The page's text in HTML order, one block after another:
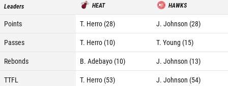
Leaders HEAT HAWKS
Points T. Herro (28)
J. Johnson (28)
Passes
T. Herro (10)
T. Young (15)
Rebonds
B. Adebayo (10)
J. Johnson (13)
TTFL
T. Herro (53) J. Johnson (54)